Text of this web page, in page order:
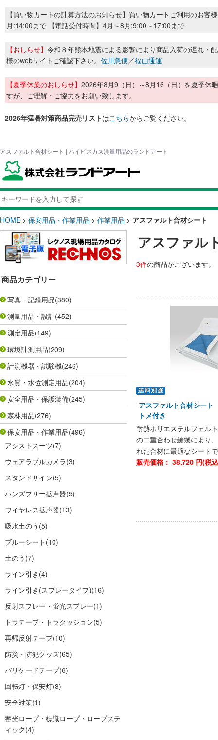
【買い物カートの計算方法のお知らせ】買い物カートご利用のお客
月:14:00まで 【電話受付時間】4月～8月:9:00～17:00まで
【おしらせ】 令和８年熊本地震による影響により商品入荷の遅れ・
様のwebサイトご確認下さい。 佐川急便／福山通運
【夏季休業のおしらせ】 2026年8月9（日）～8月16（日）を夏季休
すが、ご理解・ご協力をお願い致します。
2026年猛暑対策商品完売リストはこちらからご覧ください。
アスファルト合材シート | ハイビスカス測量用品のランドアート
HOME > 保安用品・作業用品 > 作業用品 > アスファルト合材シート
商品カテゴリー
写真・記録用品(380)
測量用品・設計(452)
測定用品(149)
環境計測用品(209)
計測機器・試験機(246)
水質・水位測定用品(204)
安全用品・保護装備(245)
森林用品(276)
保安用品・作業用品(496)
アシストスーツ(7)
ウェアラブルカメラ(3)
スタンドサイン(5)
ハンズフリー拡声器(5)
ワイヤレス拡声器(13)
吸水土のう (5)
ブルーシート (10)
土のう (7)
ライン引き (4)
ライン引き(スプレータイプ)(16)
反射スプレー・蛍光スプレー(1)
トラテープ・トラクッション(5)
再帰反射テープ(10)
防災・防犯グッズ(65)
バリケードテープ(6)
回転灯・保安灯(3)
安全対策(1)
蓄光ロープ・標識ロープ・ロープステ
ィック(4)
アスファル
3件の商品がございます。
アスファルト合材シ
トメ付き
耐熱ポリエステルフェル
の二重合わせ縫製により
れた合材に最適なシート
販売価格： 38,720 円(税